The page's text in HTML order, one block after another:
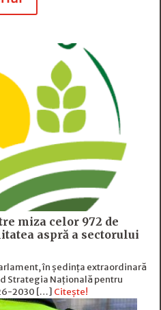
miza celor 972 de
aspră a sectorului
în ședința extraordinară
Strategia Națională pentru
2030 […] Citește!